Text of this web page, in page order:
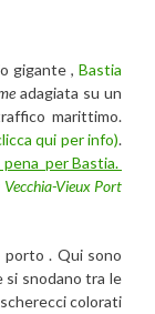
gigante , Bastia
adagiata su un
marittimo.
qui per info).
pena per Bastia.
Vecchia-Vieux Port
porto . Qui sono
si snodano tra le
colorati